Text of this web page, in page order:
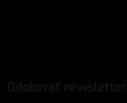
Odoberať newsletter